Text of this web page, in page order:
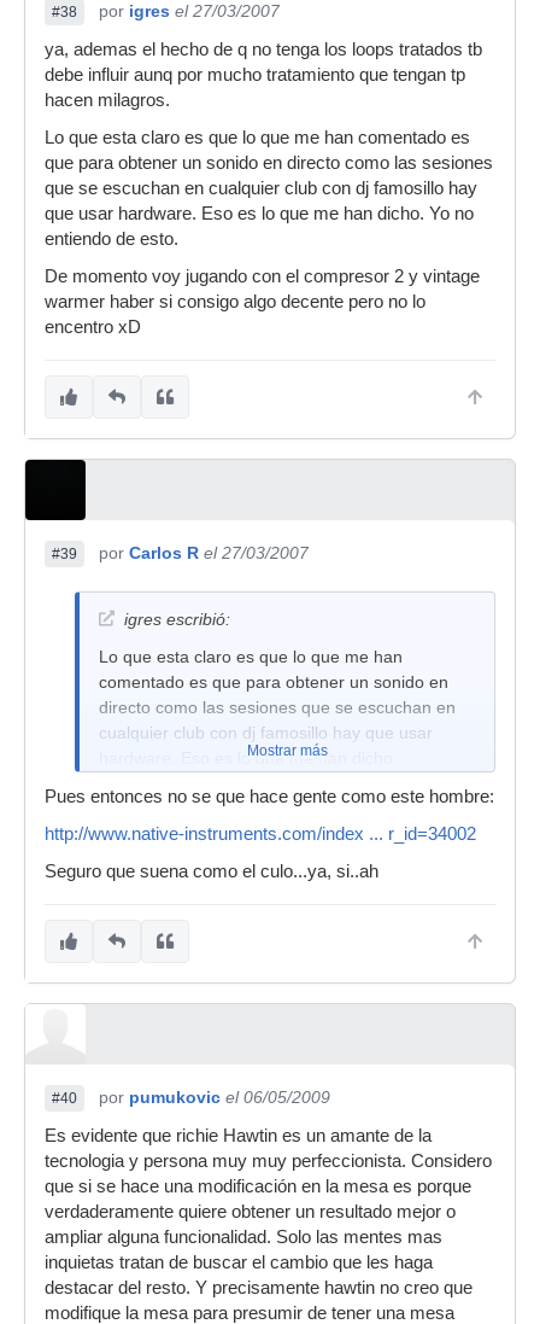
#38 por igres el 27/03/2007
ya, ademas el hecho de q no tenga los loops tratados tb
debe influir aunq por mucho tratamiento que tengan tp
hacen milagros.
Lo que esta claro es que lo que me han comentado es
que para obtener un sonido en directo como las sesiones
que se escuchan en cualquier club con dj famosillo hay
que usar hardware. Eso es lo que me han dicho. Yo no
entiendo de esto.
De momento voy jugando con el compresor 2 y vintage
warmer haber si consigo algo decente pero no lo
encentro xD
#39 por Carlos R el 27/03/2007
igres escribió:
Lo que esta claro es que lo que me han
comentado es que para obtener un sonido en
directo como las sesiones que se escuchan en
cualquier club con dj famosillo hay que usar
hardware. Eso es lo que me han dicho
Mostrar más
Pues entonces no se que hace gente como este hombre:
http://www.native-instruments.com/index ... r_id=34002
Seguro que suena como el culo...ya, si..ah
#40 por pumukovic el 06/05/2009
Es evidente que richie Hawtin es un amante de la
tecnologia y persona muy muy perfeccionista. Considero
que si se hace una modificación en la mesa es porque
verdaderamente quiere obtener un resultado mejor o
ampliar alguna funcionalidad. Solo las mentes mas
inquietas tratan de buscar el cambio que les haga
destacar del resto. Y precisamente hawtin no creo que
modifique la mesa para presumir de tener una mesa